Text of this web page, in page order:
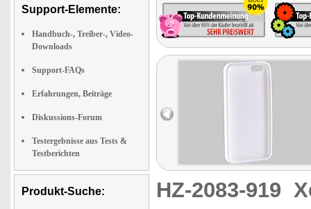
Support-Elemente:
Handbuch-, Treiber-, Video-
Downloads
Support-FAQs
Erfahrungen, Beiträge
Diskussions-Forum
Testergebnisse aus Tests &
Testberichten
Produkt-Suche: HZ-2083-919